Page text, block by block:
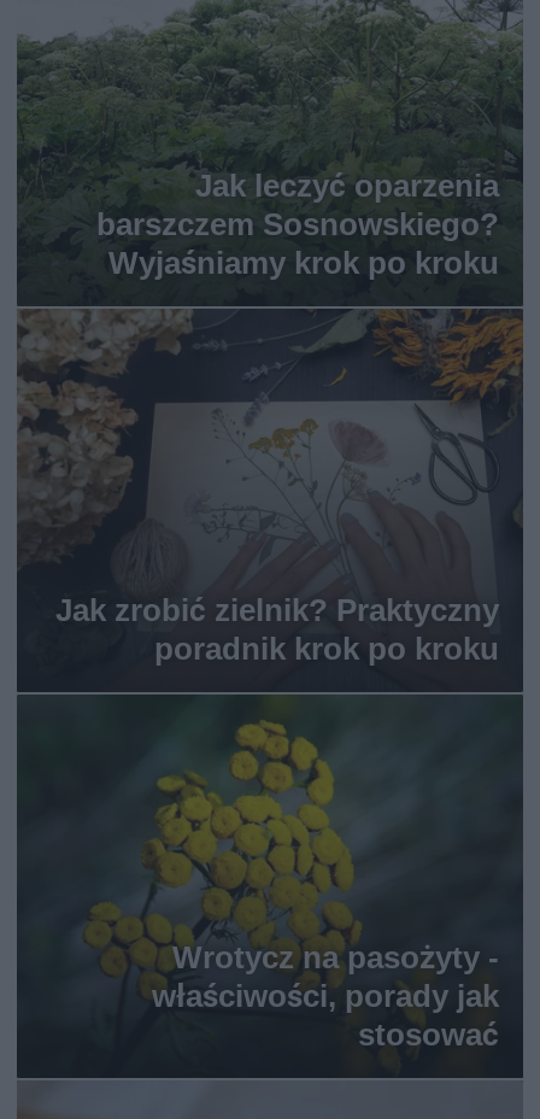
Jak leczyć oparzenia
barszczem Sosnowskiego?
Wyjaśniamy krok po kroku
Jak zrobić zielnik? Praktyczny
poradnik krok po kroku
Wrotycz na pasożyty -
właściwości, porady jak
stosować